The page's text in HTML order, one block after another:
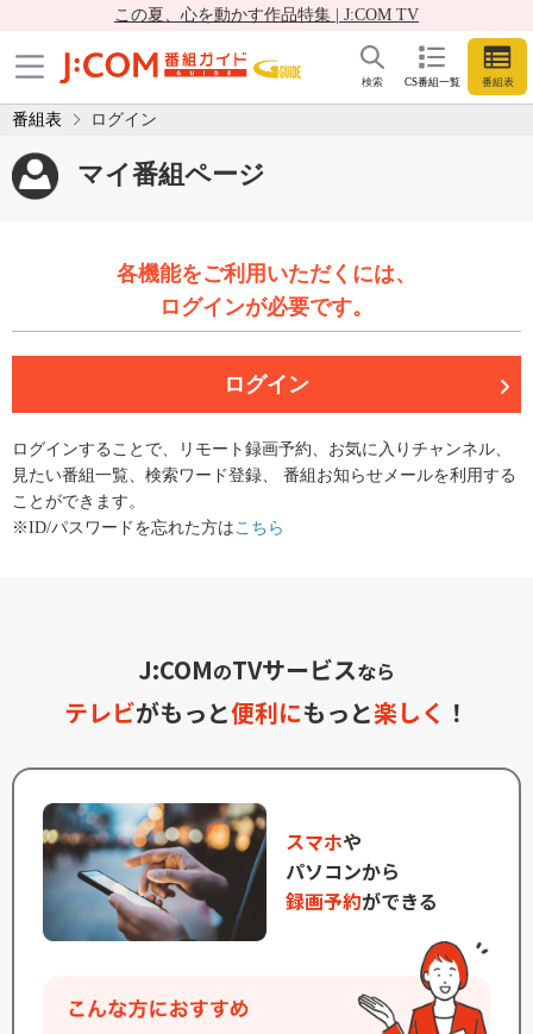
この夏、心を動かす作品特集 | J:COM TV
CS番組一覧 番組表
検索
番組表 ログイン
マイ番組ページ
各機能をご利用いただくには、
ログインが必要です。
ログイン
ログインすることで、リモート録画予約、お気に入りチャンネル、
見たい番組一覧、検索ワード登録、 番組お知らせメールを利用する
ことができます。
※ID/パスワードを忘れた方は こちら
J:COMのTVサービスなら
テレビがもっと便利にもっと楽しく ！
スマホや
パソコンから
録画予約ができる